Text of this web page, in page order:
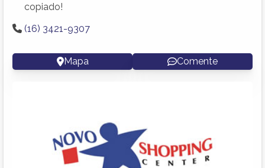
copiado!
(16) 3421-9307
Mapa Comente